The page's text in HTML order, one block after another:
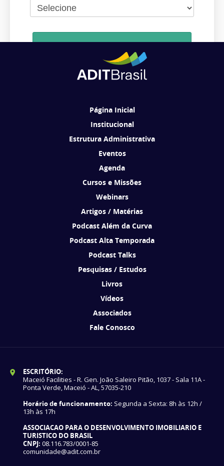
Ao se cadastrar, você concorda em receber comunicações da ADIT
Página Inicial
Institucional
Estrutura Administrativa
Eventos
Agenda
Cursos e Missões
Webinars
Artigos / Matérias
Podcast Além da Curva
Podcast Alta Temporada
Podcast Talks
Pesquisas / Estudos
Livros
Vídeos
Associados
Fale Conosco
ESCRITÓRIO:
Maceió Facilities - R. Gen. João Saleiro Pitão, 1037 - Sala 11A -
Ponta Verde, Maceió - AL, 57035-210
Horário de funcionamento: Segunda a Sexta: 8h às 12h /
13h às 17h
ASSOCIACAO PARA O DESENVOLVIMENTO IMOBILIARIO E
TURISTICO DO BRASIL
CNPJ: 08.116.783/0001-85
comunidade@adit.com.br